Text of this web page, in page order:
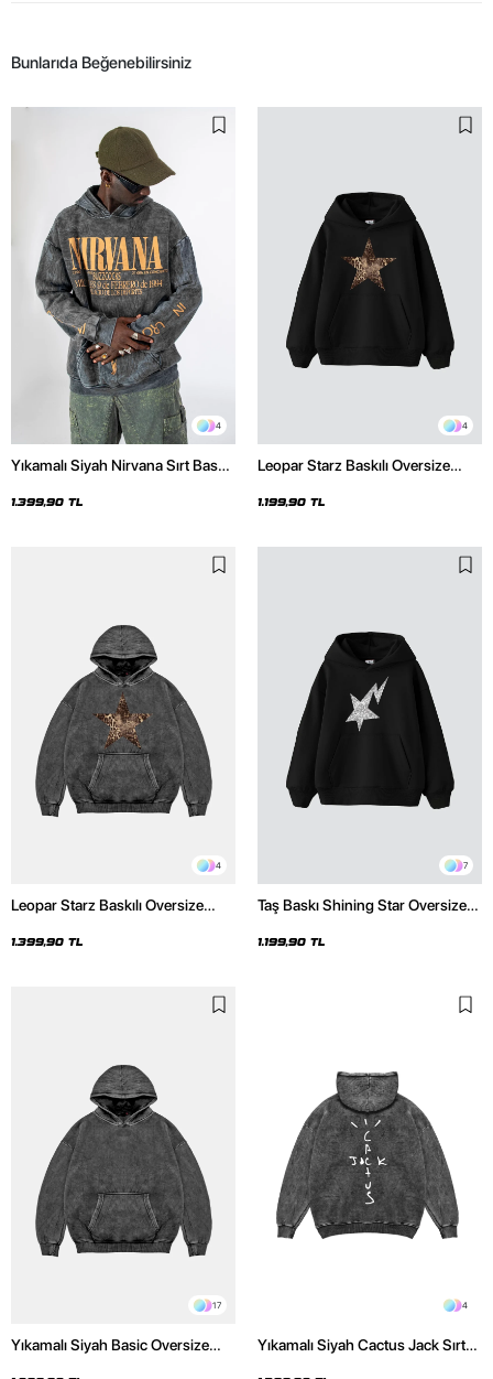
Bunlarıda Beğenebilirsiniz
4
Yıkamalı Siyah Nirvana Sırt Baskılı
1.399,90 TL
4
Leopar Starz Baskılı Oversize
1.199,90 TL
4
Leopar Starz Baskılı Oversize
Hoodie
1.399,90 TL
7
Taş Baskı Shining Star Oversize
1.199,90 TL
17
Yıkamalı Siyah Basic Oversize
4
Yıkamalı Siyah Cactus Jack Sırt